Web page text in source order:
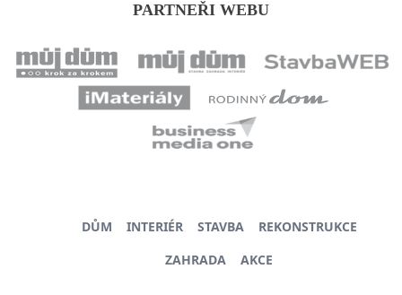
PARTNEŘI WEBU
DŮM INTERIÉR STAVBA
REKONSTRUKCE
ZAHRADA
AKCE